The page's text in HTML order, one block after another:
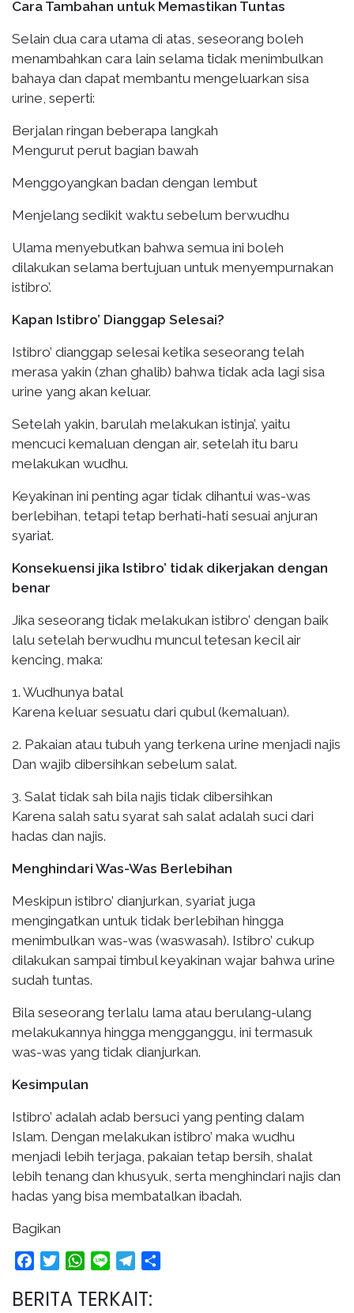
Cara Tambahan untuk Memastikan Tuntas
Selain dua cara utama di atas, seseorang boleh
menambahkan cara lain selama tidak menimbulkan
bahaya dan dapat membantu mengeluarkan sisa
urine, seperti:
Berjalan ringan beberapa langkah
Mengurut perut bagian bawah
Menggoyangkan badan dengan lembut
Menjelang sedikit waktu sebelum berwudhu
Ulama menyebutkan bahwa semua ini boleh
dilakukan selama bertujuan untuk menyempurnakan
istibro’.
Kapan Istibro’ Dianggap Selesai?
Istibro’ dianggap selesai ketika seseorang telah
merasa yakin (zhan ghalib) bahwa tidak ada lagi sisa
urine yang akan keluar.
Setelah yakin, barulah melakukan istinja’, yaitu
mencuci kemaluan dengan air, setelah itu baru
melakukan wudhu.
Keyakinan ini penting agar tidak dihantui was-was
berlebihan, tetapi tetap berhati-hati sesuai anjuran
syariat.
Konsekuensi jika Istibro’ tidak dikerjakan dengan
benar
Jika seseorang tidak melakukan istibro’ dengan baik
lalu setelah berwudhu muncul tetesan kecil air
kencing, maka:
1. Wudhunya batal
Karena keluar sesuatu dari qubul (kemaluan).
2. Pakaian atau tubuh yang terkena urine menjadi najis
Dan wajib dibersihkan sebelum salat.
3. Salat tidak sah bila najis tidak dibersihkan
Karena salah satu syarat sah salat adalah suci dari
hadas dan najis.
Menghindari Was-Was Berlebihan
Meskipun istibro’ dianjurkan, syariat juga
mengingatkan untuk tidak berlebihan hingga
menimbulkan was-was (waswasah). Istibro’ cukup
dilakukan sampai timbul keyakinan wajar bahwa urine
sudah tuntas.
Bila seseorang terlalu lama atau berulang-ulang
melakukannya hingga mengganggu, ini termasuk
was-was yang tidak dianjurkan.
Kesimpulan
Istibro’ adalah adab bersuci yang penting dalam
Islam. Dengan melakukan istibro’ maka wudhu
menjadi lebih terjaga, pakaian tetap bersih, shalat
lebih tenang dan khusyuk, serta menghindari najis dan
hadas yang bisa membatalkan ibadah.
Bagikan
FacebookTwitterWhatsApp
Line Telegram
BERITA TERKAIT: